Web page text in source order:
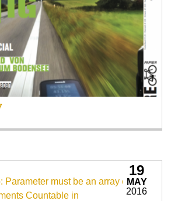
Parameter must be an array or an
Countable in
19
MAY
2016